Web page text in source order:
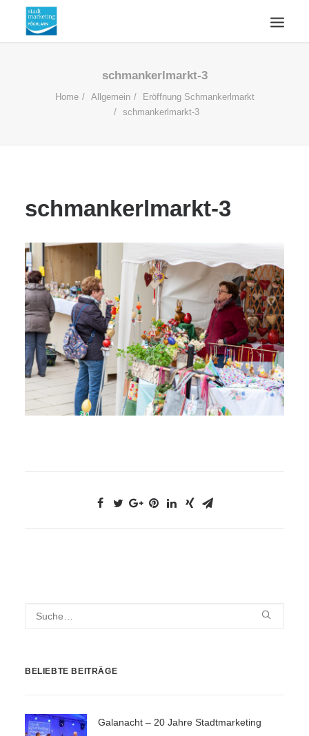
AKTUELLES
WIRTSCHAFTSSTANDORT
schmankerlmarkt-3
Home Allgemein
Eröffnung Schmankerlmarkt
schmankerlmarkt-3
schmankerlmarkt-3
BELIEBTE BEITRÄGE
Galanacht – 20 Jahre Stadtmarketing